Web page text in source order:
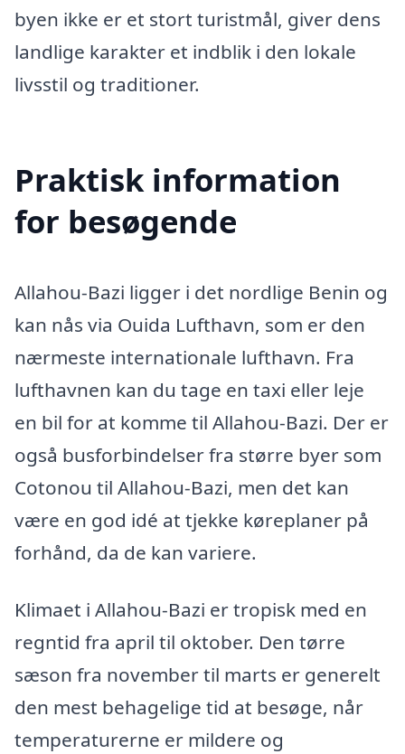
byen ikke er et stort turistmål, giver dens
landlige karakter et indblik i den lokale
livsstil og traditioner.
Praktisk information
for besøgende
Allahou-Bazi ligger i det nordlige Benin og
kan nås via Ouida Lufthavn, som er den
nærmeste internationale lufthavn. Fra
lufthavnen kan du tage en taxi eller leje
en bil for at komme til Allahou-Bazi. Der er
også busforbindelser fra større byer som
Cotonou til Allahou-Bazi, men det kan
være en god idé at tjekke køreplaner på
forhånd, da de kan variere.
Klimaet i Allahou-Bazi er tropisk med en
regntid fra april til oktober. Den tørre
sæson fra november til marts er generelt
den mest behagelige tid at besøge, når
temperaturerne er mildere og